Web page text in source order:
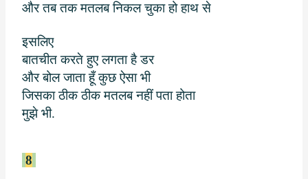
और तब तक मतलब निकल चुका हो हाथ से
इसलिए
बातचीत करते हुए लगता है डर
और बोल जाता हूँ कुछ ऐसा भी
जिसका ठीक ठीक मतलब नहीं पता होता
मुझे भी.
8